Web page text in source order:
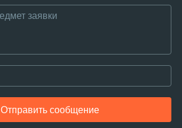
Отправить сообщение